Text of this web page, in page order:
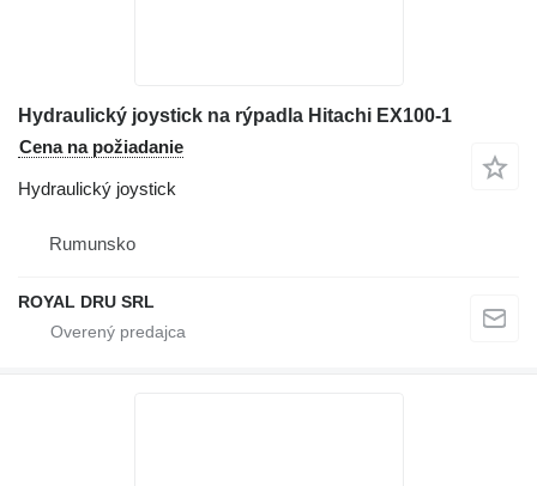
Hydraulický joystick na rýpadla Hitachi EX100-1
Cena na požiadanie
Hydraulický joystick
Rumunsko
ROYAL DRU SRL